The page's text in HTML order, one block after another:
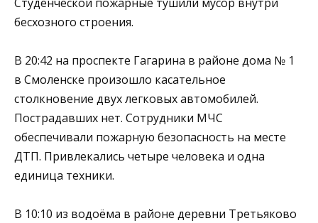
бесхозного строения.
В 20:42 на проспекте Гагарина в районе дома № 1
в Смоленске произошло касательное
столкновение двух легковых автомобилей.
Пострадавших нет. Сотрудники МЧС
обеспечивали пожарную безопасность на месте
ДТП. Привлекались четыре человека и одна
единица техники.
В 10:10 из водоёма в районе деревни Третьяково